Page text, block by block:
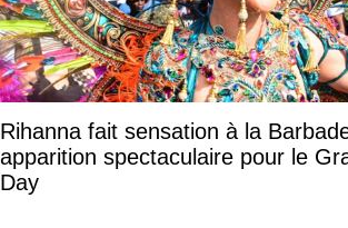
Rihanna fait sensation à la
apparition spectaculaire pour le
Day